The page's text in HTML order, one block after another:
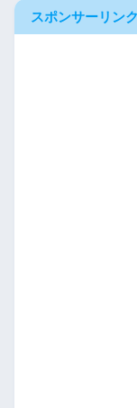
スポンサーリンク